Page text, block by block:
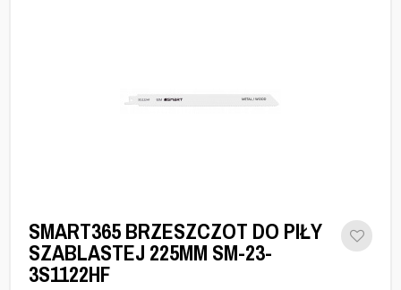
SMART365 BRZESZCZOT DO PIŁY
SZABLASTEJ 225MM SM-23-
3S1122HF